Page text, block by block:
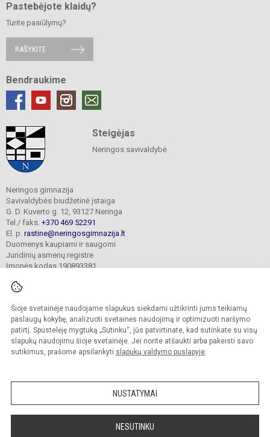
Šioje svetainėje naudojame slapukus siekdami užtikrinti jums teikiamų
paslaugų kokybę, analizuoti svetainės naudojimą ir optimizuoti naršymo
patirtį. Spustelėję mygtuką „Sutinku“, jūs patvirtinate, kad sutinkate su visų
slapukų naudojimu šioje svetainėje. Jei norite atšaukti arba pakeisti savo
sutikimus, prašome apsilankyti slapukų valdymo puslapyje.
NUSTATYMAI
NESUTINKU
Pastebėjote klaidų?
Turite pasiūlymų?
RAŠYKITE
Bendraukime
Steigėjas
Neringos savivaldybė
Neringos gimnazija
Savivaldybės biudžetinė įstaiga
G. D. Kuverto g. 12, 93127 Neringa
Tel./ faks. +370 469 52291
El. p. rastine@neringosgimnazija.lt
Duomenys kaupiami ir saugomi
Juridinių asmenų registre
Įmonės kodas 190893381
© 2026. Neringos gimnazija. Visos teisės saugomos.
Kopijuoti turinį be raštiško įstaigos administracijos sutikimo griežtai draudžiama.
Prieinamumo paraiška Slapukų valdymas
Sumanus būdas atnaujinti